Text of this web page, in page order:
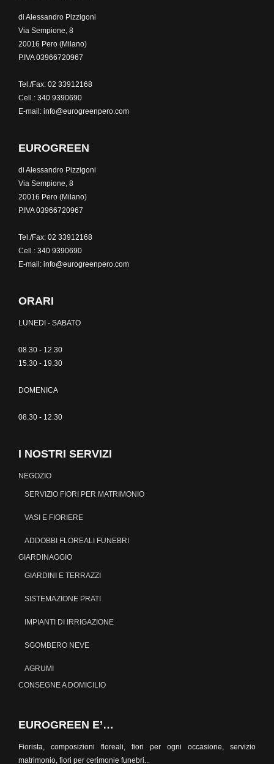
di Alessandro Pizzigoni
Via Sempione, 8
20016 Pero (Milano)
P.IVA03966720967
Tel./Fax: 02 33912168
Cell.: 340 9390690
E-mail: info@eurogreenpero.com
EUROGREEN
di Alessandro Pizzigoni
Via Sempione, 8
20016 Pero (Milano)
P.IVA03966720967
Tel./Fax: 02 33912168
Cell.: 340 9390690
E-mail: info@eurogreenpero.com
ORARI
LUNEDI - SABATO
08.30 - 12.30
15.30 - 19.30
DOMENICA
08.30 - 12.30
I NOSTRI SERVIZI
NEGOZIO
SERVIZIO FIORI PER MATRIMONIO
VASI E FIORIERE
ADDOBBI FLOREALI FUNEBRI
GIARDINAGGIO
GIARDINI E TERRAZZI
SISTEMAZIONE PRATI
IMPIANTI DI IRRIGAZIONE
SGOMBERO NEVE
AGRUMI
CONSEGNE A DOMICILIO
EUROGREEN E’…
Fiorista, composizioni floreali, fiori per ogni occasione, servizio
matrimonio, fiori per cerimonie funebri...